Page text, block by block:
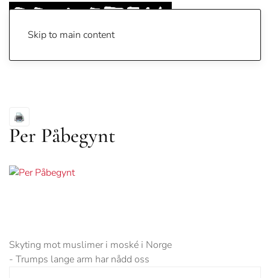
Skip to main content
Per Påbegynt
Skyting mot muslimer i moské i Norge
- Trumps lange arm har nådd oss